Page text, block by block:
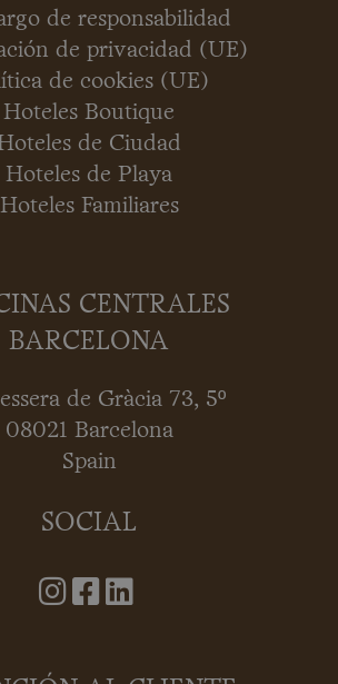
de responsabilidad
de privacidad (UE)
de cookies (UE)
Hoteles Boutique
de Ciudad
Hoteles de Playa
Hoteles Familiares
CENTRALES
BARCELONA
de Gràcia 73, 5º
08021 Barcelona
Spain
SOCIAL